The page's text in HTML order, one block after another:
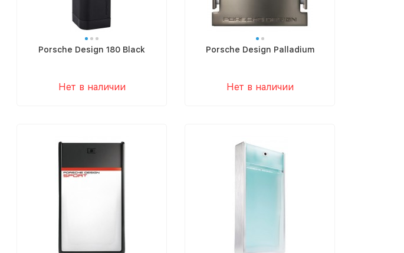
Porsche Design 180 Black
Нет в наличии
Porsche Design Palladium
Нет в наличии